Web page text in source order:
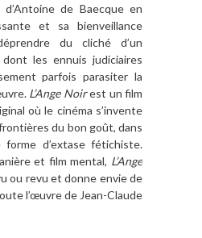
d’Antoine de Baecque en
et sa bienveillance
du cliché d’un
les ennuis judiciaires
parfois parasiter la
L’Ange Noirest un film
où le cinéma s’invente
du bon goût, dans
forme d’extase fétichiste.
et film mental, L’Ange
ou revu et donne envie de
l’œuvre de Jean-Claude